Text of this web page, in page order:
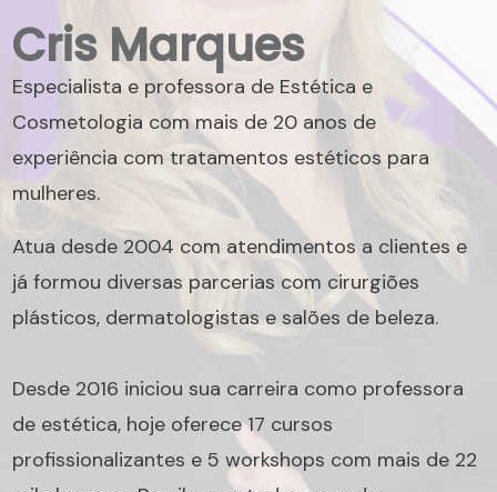
Cris Marques
Especialista e professora de Estética e
Cosmetologia com mais de 20 anos de
experiência com tratamentos estéticos para
mulheres.
Atua desde 2004 com atendimentos a clientes e
já formou diversas parcerias com cirurgiões
plásticos, dermatologistas e salões de beleza.
Desde 2016 iniciou sua carreira como professora
de estética, hoje oferece 17 cursos
profissionalizantes e 5 workshops com mais de 22